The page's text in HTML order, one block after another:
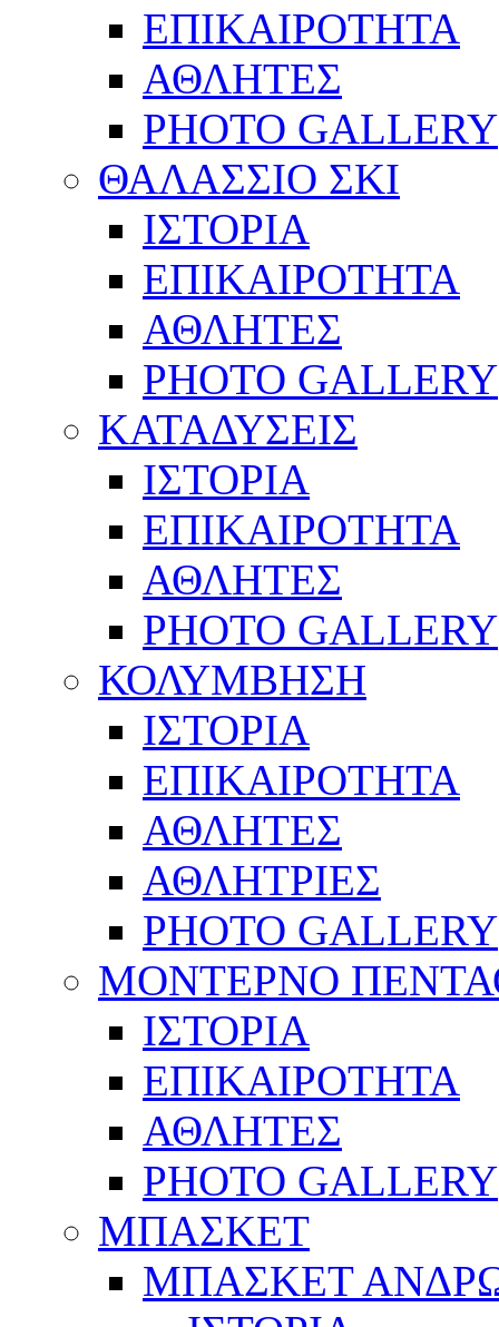
ΕΠΙΚΑΙΡΟΤΗΤΑ
ΑΘΛΗΤΕΣ
PHOTO GALLERY
ΘΑΛΑΣΣΙΟ ΣΚΙ
ΙΣΤΟΡΙΑ
ΕΠΙΚΑΙΡΟΤΗΤΑ
ΑΘΛΗΤΕΣ
PHOTO GALLERY
ΚΑΤΑΔΥΣΕΙΣ
ΙΣΤΟΡΙΑ
ΕΠΙΚΑΙΡΟΤΗΤΑ
ΑΘΛΗΤΕΣ
PHOTO GALLERY
ΚΟΛΥΜΒΗΣΗ
ΙΣΤΟΡΙΑ
ΕΠΙΚΑΙΡΟΤΗΤΑ
ΑΘΛΗΤΕΣ
ΑΘΛΗΤΡΙΕΣ
PHOTO GALLERY
ΜΟΝΤΕΡΝΟ
ΙΣΤΟΡΙΑ
ΕΠΙΚΑΙΡΟΤΗΤΑ
ΑΘΛΗΤΕΣ
PHOTO GALLERY
ΜΠΑΣΚΕΤ
ΜΠΑΣΚΕΤ